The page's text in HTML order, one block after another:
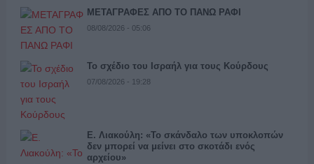
ΜΕΤΑΓΡΑΦΕΣ ΑΠΟ ΤΟ ΠΑΝΩ ΡΑΦΙ
08/08/2026 - 05:06
Το σχέδιο του Ισραήλ για τους Κούρδους
07/08/2026 - 19:28
Ε. Λιακούλη: «Το σκάνδαλο των υποκλοπών
δεν μπορεί να μείνει στο σκοτάδι ενός
αρχείου»